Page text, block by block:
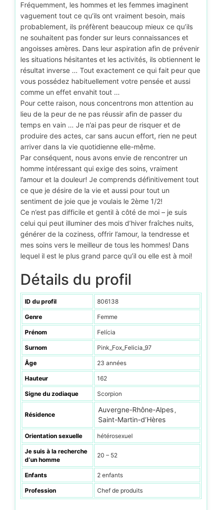
Fréquemment, les hommes et les femmes imaginent
vaguement tout ce qu’ils ont vraiment besoin, mais
probablement, ils préfèrent beaucoup mieux ce qu’ils
ne souhaitent pas fonder sur leurs connaissances et
angoisses amères. Dans leur aspiration afin de prévenir
les situations hésitantes et les activités, ils obtiennent le
résultat inverse … Tout exactement ce qui fait peur que
vous possédez habituellement votre pensée et aussi
comme un effet envahit tout …
Pour cette raison, nous concentrons mon attention au
lieu de la peur de ne pas réussir afin de passer du
temps en vain … Je n’ai pas peur de risquer et de
produire des actes, car sans aucun effort, rien ne peut
arriver dans la vie quotidienne elle-même.
Par conséquent, nous avons envie de rencontrer un
homme intéressant qui exige des soins, vraiment
l’amour et la douleur! Je comprends définitivement tout
ce que je désire de la vie et aussi pour tout un
sentiment de joie que je voulais le 2ème 1/2!
Ce n’est pas difficile et gentil à côté de moi – je suis
celui qui peut illuminer des mois d’hiver fraîches nuits,
générer de la coziness, offrir l’amour, la tendresse et
mes soins vers le meilleur de tous les hommes! Dans
lequel il est le plus grand parce qu’il ou elle est à moi!
Détails du profil
ID du profil 806138
Genre Femme
Prénom Felícia
Surnom Pink_Fox_Felicia_97
Âge 23 années
Hauteur 162
Signe du zodiaque Scorpion
Résidence
Auvergne-Rhône-Alpes ,
Saint-Martin-d’Hères
Orientation sexuelle hétérosexuel
Je suis à la recherche
d’un homme
20 – 52
Enfants 2 enfants
Profession Chef de produits